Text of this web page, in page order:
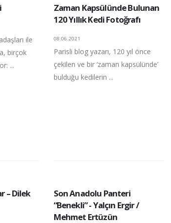
ile
birçok
...
Zaman Kapsülünde Bulunan
120 Yıllık Kedi Fotoğrafı
08.06.2021
Parisli blog yazarı, 120 yıl önce
çekilen ve bir ‘zaman kapsülünde’
bulduğu kedilerin ...
– Dilek
Son Anadolu Panteri
“Benekli” - Yalçın Ergir /
Mehmet Ertüzün